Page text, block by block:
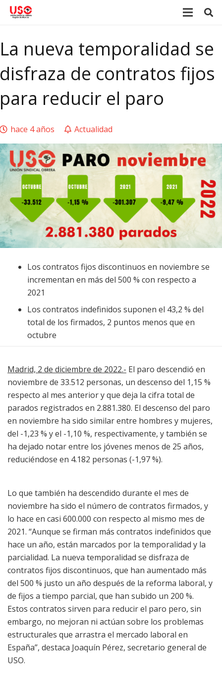
La nueva temporalidad se
disfraza de contratos fijos
para reducir el paro
hace 4 años Actualidad
Los contratos fijos discontinuos en noviembre se
incrementan en más del 500 % con respecto a
2021
Los contratos indefinidos suponen el 43,2 % del
total de los firmados, 2 puntos menos que en
octubre
Madrid, 2 de diciembre de 2022.- El paro descendió en
noviembre de 33.512 personas, un descenso del 1,15 %
respecto al mes anterior y que deja la cifra total de
parados registrados en 2.881.380. El descenso del paro
en noviembre ha sido similar entre hombres y mujeres,
del -1,23 % y el -1,10 %, respectivamente, y también se
ha dejado notar entre los jóvenes menos de 25 años,
reduciéndose en 4.182 personas (-1,97 %).
Lo que también ha descendido durante el mes de
noviembre ha sido el número de contratos firmados, y
lo hace en casi 600.000 con respecto al mismo mes de
2021. “Aunque se firman más contratos indefinidos que
hace un año, están marcados por la temporalidad y la
parcialidad. La nueva temporalidad se disfraza de
contratos fijos discontinuos, que han aumentado más
del 500 % justo un año después de la reforma laboral, y
de fijos a tiempo parcial, que han subido un 200 %.
Estos contratos sirven para reducir el paro pero, sin
embargo, no mejoran ni actúan sobre los problemas
estructurales que arrastra el mercado laboral en
España”, destaca Joaquín Pérez, secretario general de
USO.